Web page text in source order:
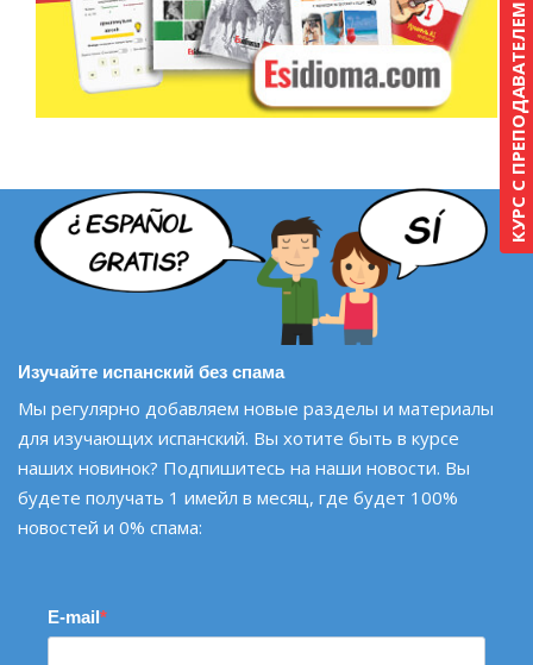
КУРС С ПРЕПОДАВАТЕЛЕМ
Изучайте испанский без спама
Мы регулярно добавляем новые разделы и материалы
для изучающих испанский. Вы хотите быть в курсе
наших новинок? Подпишитесь на наши новости. Вы
будете получать 1 имейл в месяц, где будет 100%
новостей и 0% спама:
E-mail